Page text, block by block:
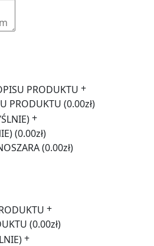
+
PRODUKTU (0.00zł)
+
(0.00zł)
(0.00zł)
+
(0.00zł)
+